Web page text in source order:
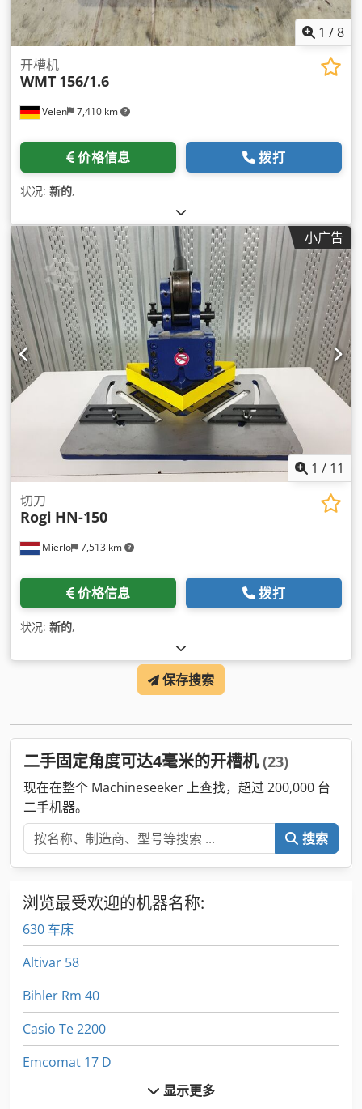
1 /8
Velen 7,410 km
开槽机
WMT 156/1.6
价格信息 拨打
状况: 新的,
小广告
1 / 11
Mierlo 7,513 km
切刀
Rogi HN-150
价格信息 拨打
状况: 新的,
保存搜索
二手固定角度可达4毫米的开槽机(23)
现在在整个 Machineseeker 上查找，超过 200,000 台
二手机器。
搜索
浏览最受欢迎的机器名称:
630 车床
Altivar 58
Bihler Rm 40
Casio Te 2200
Emcomat 17 D
显示更多